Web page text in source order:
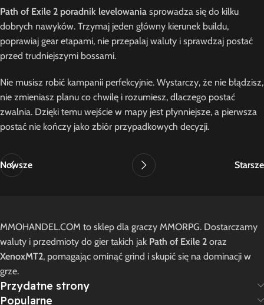
Path of Exile 2 poradnik levelowania sprowadza się do kilku
dobrych nawyków. Trzymaj jeden główny kierunek buildu,
poprawiaj gear etapami, nie przepalaj waluty i sprawdzaj postać
przed trudniejszymi bossami.
Nie musisz robić kampanii perfekcyjnie. Wystarczy, że nie błądzisz,
nie zmieniasz planu co chwilę i rozumiesz, dlaczego postać
zwalnia. Dzięki temu wejście w mapy jest płynniejsze, a pierwsza
postać nie kończy jako zbiór przypadkowych decyzji.
Nowsze Starsze
MMOHANDEL.COM to sklep dla graczy MMORPG. Dostarczamy
waluty i przedmioty do gier takich jak Path of Exile 2 oraz
XenoxMT2, pomagając ominąć grind i skupić się na dominacji w
grze.
Przydatne strony
Popularne